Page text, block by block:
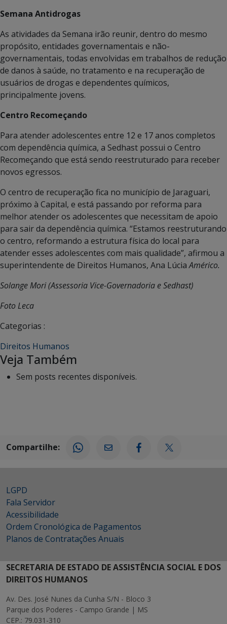
Semana Antidrogas
As atividades da Semana irão reunir, dentro do mesmo
propósito, entidades governamentais e não-
governamentais, todas envolvidas em trabalhos de redução
de danos à saúde, no tratamento e na recuperação de
usuários de drogas e dependentes químicos,
principalmente jovens.
Centro Recomeçando
Para atender adolescentes entre 12 e 17 anos completos
com dependência química, a Sedhast possui o Centro
Recomeçando que está sendo reestruturado para receber
novos egressos.
O centro de recuperação fica no município de Jaraguari,
próximo à Capital, e está passando por reforma para
melhor atender os adolescentes que necessitam de apoio
para sair da dependência química. “Estamos reestruturando
o centro, reformando a estrutura física do local para
atender esses adolescentes com mais qualidade”, afirmou a
superintendente de Direitos Humanos, Ana LúciaAmérico.
Solange Mori (Assessoria Vice-Governadoria e Sedhast)
Foto Leca
Categorias :
Direitos Humanos
Veja Também
Sem posts recentes disponíveis.
Compartilhe:
LGPD
Fala Servidor
Acessibilidade
Ordem Cronológica de Pagamentos
Planos de Contratações Anuais
SECRETARIA DE ESTADO DE ASSISTÊNCIA SOCIAL E DOS
DIREITOS HUMANOS
Av. Des. José Nunes da Cunha S/N - Bloco 3
Parque dos Poderes - Campo Grande | MS
CEP.: 79.031-310